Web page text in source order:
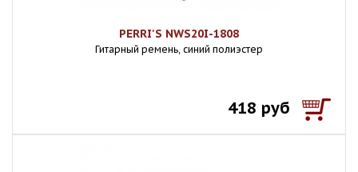
PERRI'S NWS20I-1808
Гитарный ремень, синий полиэстер
418 руб